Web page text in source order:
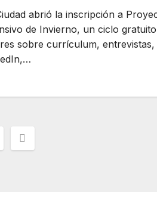
abrió la inscripción a
de Invierno, un ciclo
sobre currículum, entrevistas,